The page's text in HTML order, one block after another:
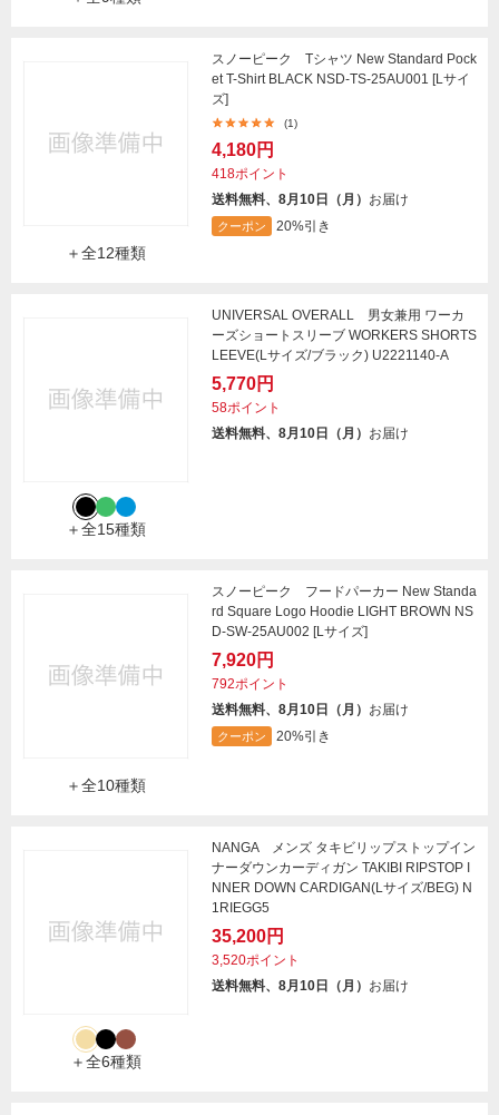
＋全12種類
スノーピーク Tシャツ New Standard Pock
et T-Shirt BLACK NSD-TS-25AU001 [Lサイ
ズ]
(1)
4,180円
418ポイント
送料無料、8月10日（月） お届け
クーポン 20%引き
＋全15種類
UNIVERSAL OVERALL 男女兼用 ワーカ
ーズショートスリーブ WORKERS SHORTS
LEEVE(Lサイズ/ブラック) U2221140-A
5,770円
58ポイント
送料無料、8月10日（月） お届け
＋全10種類
スノーピーク フードパーカー New Standa
rd Square Logo Hoodie LIGHT BROWN NS
D-SW-25AU002 [Lサイズ]
7,920円
792ポイント
送料無料、8月10日（月） お届け
クーポン 20%引き
＋全6種類
NANGA メンズ タキビリップストップイン
ナーダウンカーディガン TAKIBI RIPSTOP I
NNER DOWN CARDIGAN(Lサイズ/BEG) N
1RIEGG5
35,200円
3,520ポイント
送料無料、8月10日（月） お届け